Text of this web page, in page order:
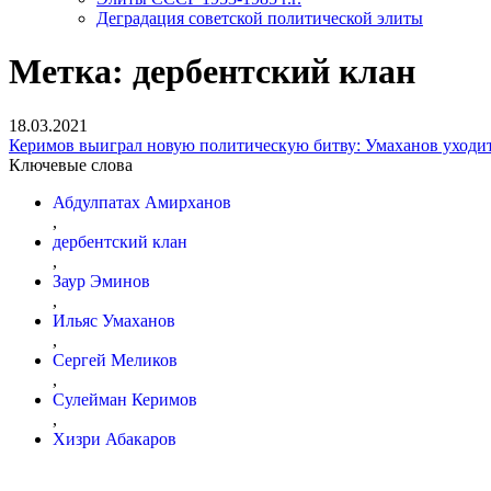
Деградация советской политической элиты
Метка: дербентский клан
18.03.2021
Керимов выиграл новую политическую битву: Умаханов
Ключевые слова
Абдулпатах Амирханов
,
дербентский клан
,
Заур Эминов
,
Ильяс Умаханов
,
Сергей Меликов
,
Сулейман Керимов
,
Хизри Абакаров